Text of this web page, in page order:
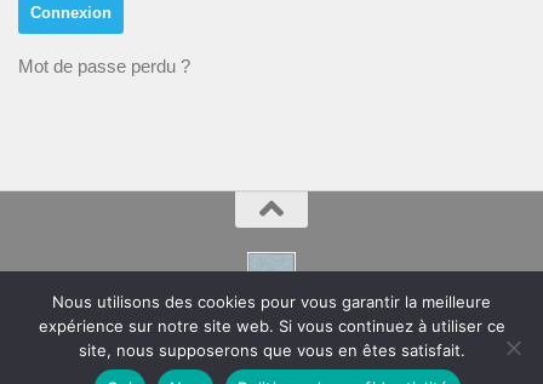
Mot de passe perdu ?
Montpeyroux – Hérault Site de la Mairie
Nous utilisons des cookies pour vous garantir la meilleure
expérience sur notre site web. Si vous continuez à utiliser ce
site, nous supposerons que vous en êtes satisfait.